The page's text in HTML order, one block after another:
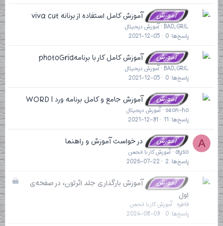
آموزش آموزش کامل استفاده از برنانه viva cut
BAD_GRIL آموزش دیجیتال
پاسخ‌ها 0
2021-12-05
آموزش آموزش کامل کار با برنامهphotoGrid
BAD_GRIL آموزش دیجیتال
پاسخ‌ها 0
2021-12-05
آموزش آموزش جامع و کامل برنامه ورد | WORD
seon-ho آموزش دیجیتال
پاسخ‌ها 11
2021-12-31
A آموزش در خواست آموزش و راهنما
ayso آموزش کار با انجمن
پاسخ‌ها 2
2026-07-22
ب
آموزش
آموزش بارگذاری جلد اثرتون، در صفحه‌ی
اول
فاطره آموزش کار با انجمن
پاسخ‌ها 0
2024-08-03